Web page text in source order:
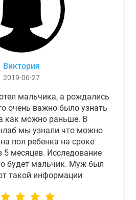
Виктория
2019-06-27
мальчика, а рождались
очень важно было узнать
как можно раньше. В
мы узнали что можно
пол ребенка на сроке
5 месяцев. Исследование
будет мальчик. Муж был
такой информации